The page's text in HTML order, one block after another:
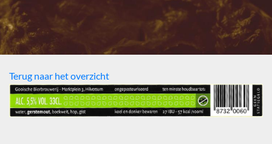
Bezoekers
Terug naar het overzicht